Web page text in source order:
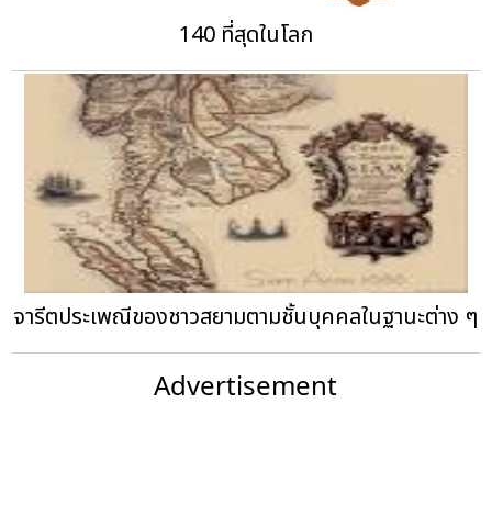
140 ที่สุดในโลก
จารีตประเพณีของชาวสยามตามชั้นบุคคลในฐานะต่าง ๆ
Advertisement